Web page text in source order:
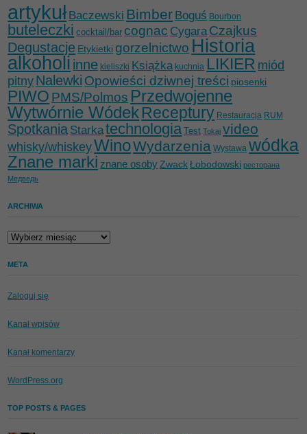
artykułBaczewski Bimber Boguś Bourbon
buteleczki cocktail/bar cognac CygaraCzajkus
Degustacje Etykietki gorzelnictwo Historia
alkoholi inne kieliszki Książka kuchnia LIKIER miód
pitny Nalewki Opowieści dziwnej treści piosenki
PIWO PMS/Polmos Przedwojenne
Wytwórnie WódekReceptury Restauracja RUM
Spotkania Starkatechnologia Test Tokaj video
whisky/whiskeyWinoWydarzenia Wystawa wódka
Znane marki znane osoby Zwack Łobodowski ресторана
Медведь
ARCHIWA
Archiwa
META
Zaloguj się
Kanał wpisów
Kanał komentarzy
WordPress.org
TOP POSTS & PAGES